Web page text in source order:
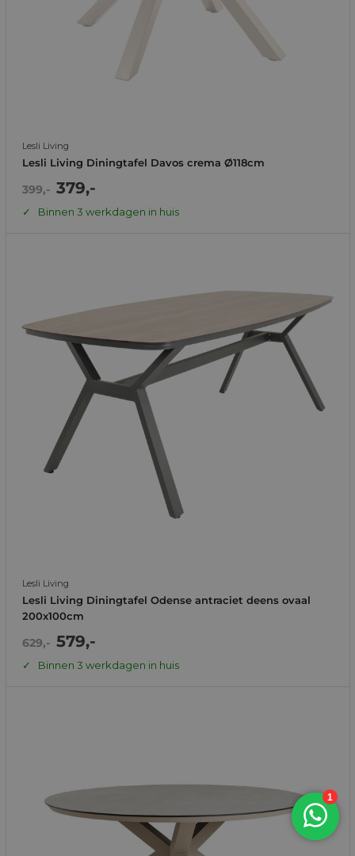
Lesli Living
Lesli Living Diningtafel Davos crema Ø118cm
Normale
prijs
399,- Actie
379,-
Binnen 3 werkdagen in huis
Lesli Living
Lesli Living Diningtafel Odense antraciet deens ovaal
200x100cm
Normale
prijs
629,- Actie
prijs
579,-
Binnen 3 werkdagen in huis